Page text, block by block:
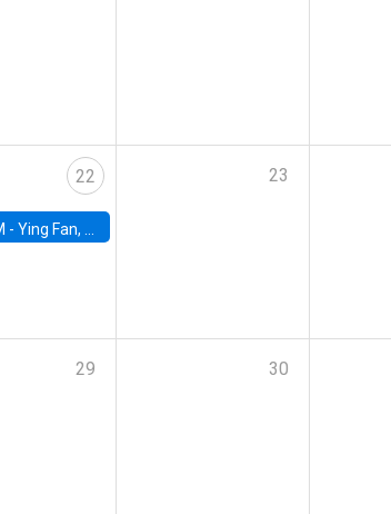
22
-Ying Fan, University of Michigan
23
29 30